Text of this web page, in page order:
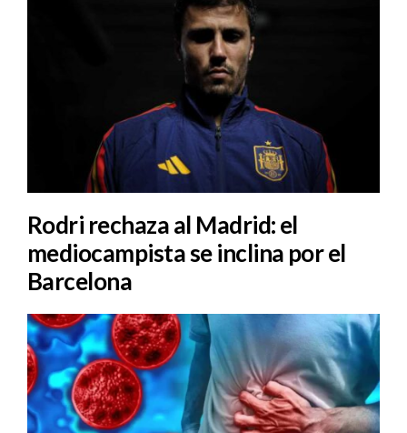
Rodri rechaza al Madrid: el
mediocampista se inclina por el
Barcelona